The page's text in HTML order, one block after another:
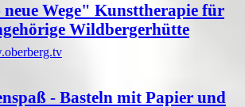
neue Wege" Kunsttherapie für
Wildbergerhütte
- Basteln mit Papier und